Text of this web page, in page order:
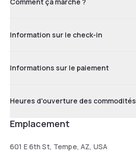
Information sur le check-in
Informations sur le paiement
Heures d'ouverture des commodités
Emplacement
601 E 6th St, Tempe, AZ, USA